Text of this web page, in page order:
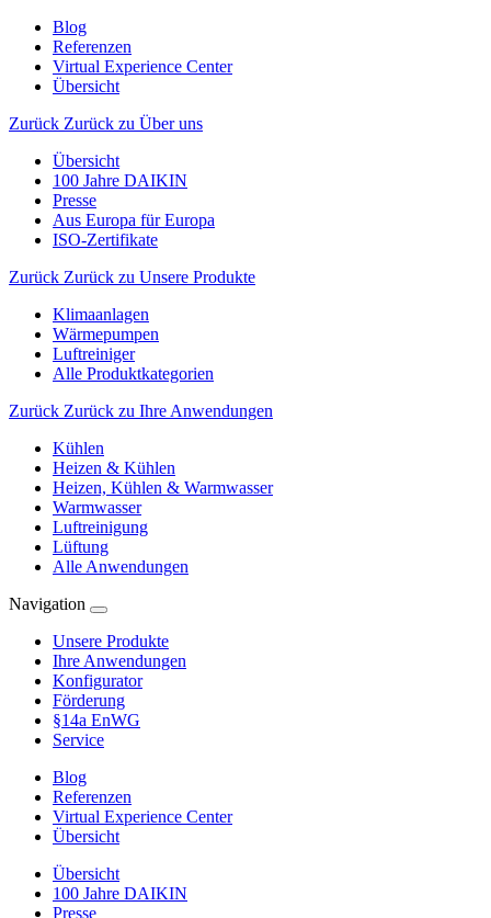
Blog
Referenzen
Virtual Experience Center
Übersicht
Zurück Zurück zu Über uns
Übersicht
100 Jahre DAIKIN
Presse
Aus Europa für Europa
ISO-Zertifikate
Zurück Zurück zu Unsere Produkte
Klimaanlagen
Wärmepumpen
Luftreiniger
Alle Produktkategorien
Zurück Zurück zu Ihre Anwendungen
Kühlen
Heizen & Kühlen
Heizen, Kühlen & Warmwasser
Warmwasser
Luftreinigung
Lüftung
Alle Anwendungen
Navigation
Unsere Produkte
Ihre Anwendungen
Konfigurator
Förderung
§14a EnWG
Service
Blog
Referenzen
Virtual Experience Center
Übersicht
Übersicht
100 Jahre DAIKIN
Presse